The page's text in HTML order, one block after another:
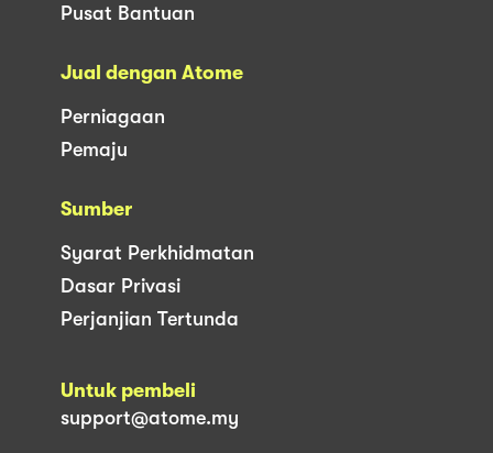
Pusat Bantuan
Jual dengan Atome
Perniagaan
Pemaju
Sumber
Syarat Perkhidmatan
Dasar Privasi
Perjanjian Tertunda
Untuk pembeli
support@atome.my